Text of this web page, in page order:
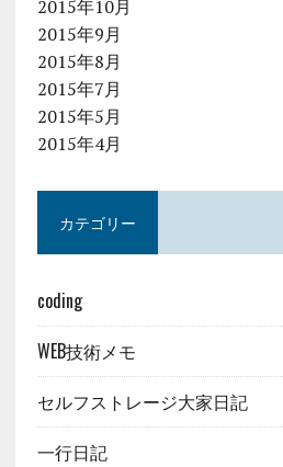
2015年10月
2015年9月
2015年8月
2015年7月
2015年5月
2015年4月
カテゴリー
coding
WEB技術メモ
セルフストレージ大家日記
一行日記